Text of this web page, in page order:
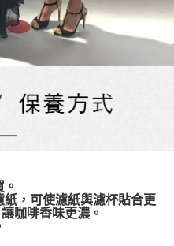
，可使濾紙與濾杯貼合更
咖啡香味更濃。